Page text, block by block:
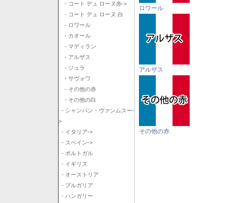
- コート デュ ローヌ赤->
- コート デュ ローヌ 白
- ロワール
- カオール
- マディラン
- アルザス
- ジュラ
- サヴォワ
- その他の赤
- その他の白
- シャンパン・ヴァンムスー-
>
- イタリア->
- スペイン->
- ポルトガル
- イギリス
- オーストリア
- ブルガリア
- ハンガリー
ロワール
アルザス
その他の赤